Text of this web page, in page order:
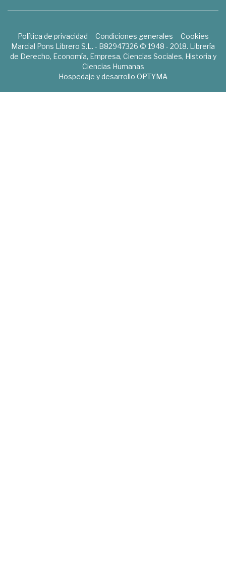
Política de privacidad Condiciones generales
Cookies
Marcial Pons Librero S.L. - B82947326 © 1948 - 2018. Librería
de Derecho, Economía, Empresa, Ciencias Sociales, Historia y
Ciencias Humanas
Hospedaje y desarrollo OPTYMA